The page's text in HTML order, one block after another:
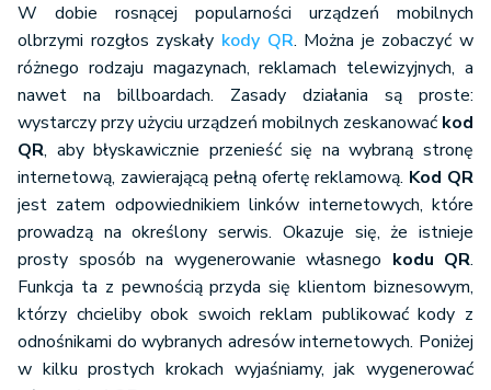
W dobie rosnącej popularności urządzeń mobilnych
olbrzymi rozgłos zyskały kody QR. Można je zobaczyć w
różnego rodzaju magazynach, reklamach telewizyjnych, a
nawet na billboardach. Zasady działania są proste:
wystarczy przy użyciu urządzeń mobilnych zeskanować kod
QR, aby błyskawicznie przenieść się na wybraną stronę
internetową, zawierającą pełną ofertę reklamową. Kod QR
jest zatem odpowiednikiem linków internetowych, które
prowadzą na określony serwis. Okazuje się, że istnieje
prosty sposób na wygenerowanie własnego kodu QR.
Funkcja ta z pewnością przyda się klientom biznesowym,
którzy chcieliby obok swoich reklam publikować kody z
odnośnikami do wybranych adresów internetowych. Poniżej
w kilku prostych krokach wyjaśniamy, jak wygenerować